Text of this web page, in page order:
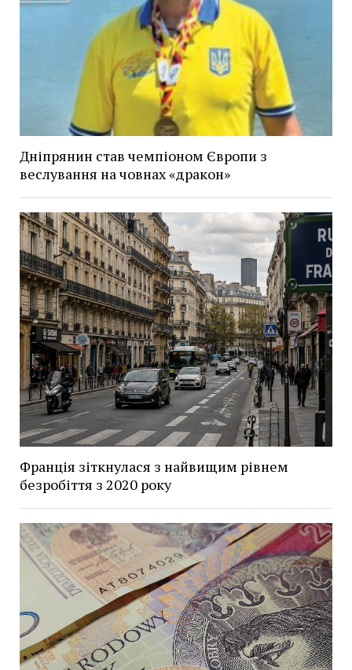
Дніпрянин став чемпіоном Європи з
веслування на човнах «дракон»
Франція зіткнулася з найвищим рівнем
безробіття з 2020 року